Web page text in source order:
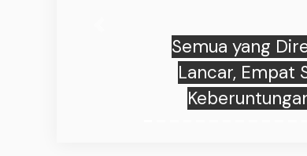
Aries, Taurus,
Rezeki, Asmara